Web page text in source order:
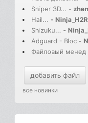
Sniper 3D... -
Hail... - Ninja_H2R
Shizuku... -
Adguard - Bloc -
Файловый менед
добавить файл
все новинки